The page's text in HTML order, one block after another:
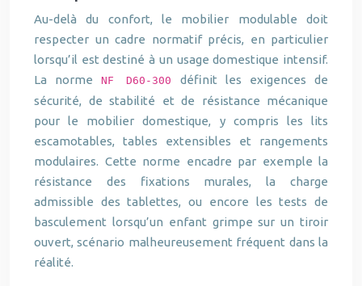
Au-delà du confort, le mobilier modulable doit
respecter un cadre normatif précis, en particulier
lorsqu’il est destiné à un usage domestique intensif.
La normeNF D60-300
définit les exigences de
sécurité, de stabilité et de résistance mécanique
pour le mobilier domestique, y compris les lits
escamotables, tables extensibles et rangements
modulaires. Cette norme encadre par exemple la
résistance des fixations murales, la charge
admissible des tablettes, ou encore les tests de
basculement lorsqu’un enfant grimpe sur un tiroir
ouvert, scénario malheureusement fréquent dans la
réalité.